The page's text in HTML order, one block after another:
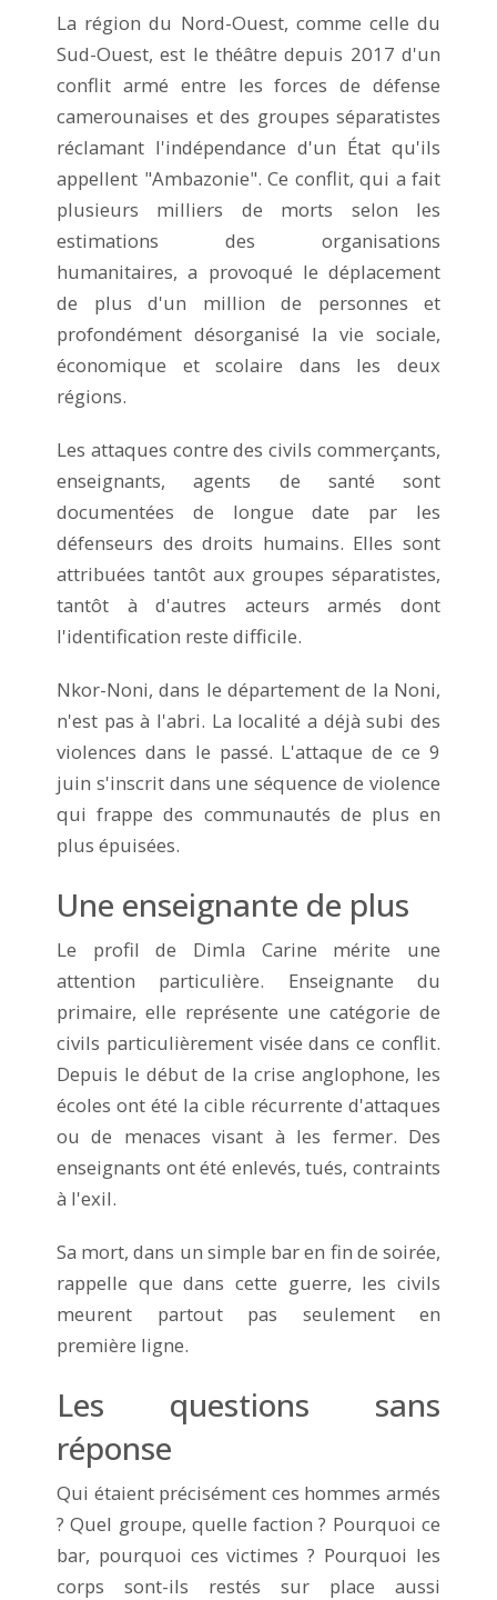
La région du Nord-Ouest, comme celle du
Sud-Ouest, est le théâtre depuis 2017 d'un
conflit armé entre les forces de défense
camerounaises et des groupes séparatistes
réclamant l'indépendance d'un État qu'ils
appellent "Ambazonie". Ce conflit, qui a fait
plusieurs milliers de morts selon les
estimations des organisations
humanitaires, a provoqué le déplacement
de plus d'un million de personnes et
profondément désorganisé la vie sociale,
économique et scolaire dans les deux
régions.
Les attaques contre des civils commerçants,
enseignants, agents de santé sont
documentées de longue date par les
défenseurs des droits humains. Elles sont
attribuées tantôt aux groupes séparatistes,
tantôt à d'autres acteurs armés dont
l'identification reste difficile.
Nkor-Noni, dans le département de la Noni,
n'est pas à l'abri. La localité a déjà subi des
violences dans le passé. L'attaque de ce 9
juin s'inscrit dans une séquence de violence
qui frappe des communautés de plus en
plus épuisées.
Une enseignante de plus
Le profil de Dimla Carine mérite une
attention particulière. Enseignante du
primaire, elle représente une catégorie de
civils particulièrement visée dans ce conflit.
Depuis le début de la crise anglophone, les
écoles ont été la cible récurrente d'attaques
ou de menaces visant à les fermer. Des
enseignants ont été enlevés, tués, contraints
à l'exil.
Sa mort, dans un simple bar en fin de soirée,
rappelle que dans cette guerre, les civils
meurent partout pas seulement en
première ligne.
Les questions sans
réponse
Qui étaient précisément ces hommes armés
? Quel groupe, quelle faction ? Pourquoi ce
bar, pourquoi ces victimes ? Pourquoi les
corps sont-ils restés sur place aussi